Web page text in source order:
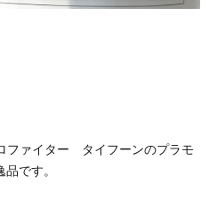
ァイター タイフーンのプラモ
です。